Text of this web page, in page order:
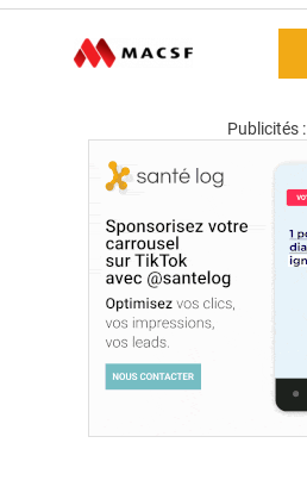
Publicités :